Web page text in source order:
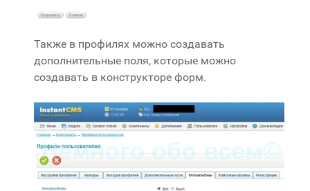
Также в профилях можно создавать
дополнительные поля, которые можно
создавать в конструкторе форм.